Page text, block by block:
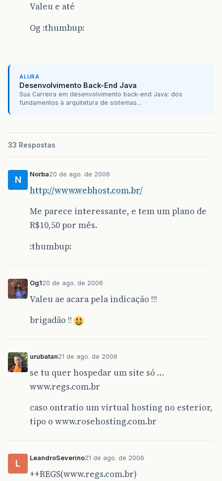
Valeu e até
Og :thumbup:
ALURA
Desenvolvimento Back-End Java
Sua Carreira em desenvolvimento back-end Java: dos
fundamentos à arquitetura de sistemas...
33 Respostas
N
Norba20 de ago. de 2006
http://www.webhost.com.br/
Me parece interessante, e tem um plano de
R$10,50 por mês.
:thumbup:
Og120 de ago. de 2006
Valeu ae acara pela indicação !!!
brigadão !!
urubatan21 de ago. de 2006
se tu quer hospedar um site só …
www.regs.com.br
caso ontratio um virtual hosting no esterior,
tipo o www.rosehosting.com.br
L
LeandroSeverino21 de ago. de 2006
++REGS(www.regs.com.br)